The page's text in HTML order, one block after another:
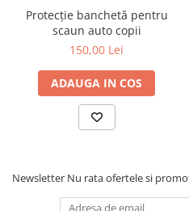
Protectie Baby-Hugg
Noul insert inovator pentru nou-
bebelusul si ii ofera siguranta
adapteaza perfect dimensiunii
cand insertul pentru nou-nascut
Protecție banchetă pentru
scaun auto copii
150,00 Lei
ADAUGA IN COS
Newsletter Nu rata ofertele si